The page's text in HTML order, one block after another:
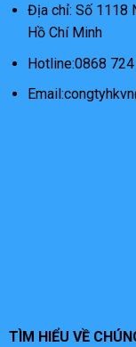
Địa chỉ: Số 1118
Hồ Chí Minh
Hotline:0868
TÌM HIỂU VỀ